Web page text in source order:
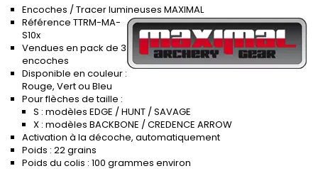
Encoches / Tracer lumineuses MAXIMAL
Référence TTRM-MA-
S10x
Vendues en pack de 3
encoches
Disponible en couleur :
Rouge, Vert ou Bleu
Pour flèches de taille :
S : modèles EDGE / HUNT / SAVAGE
X : modèles BACKBONE / CREDENCE ARROW
Activation à la décoche, automatiquement
Poids : 22 grains
Poids du colis : 100 grammes environ